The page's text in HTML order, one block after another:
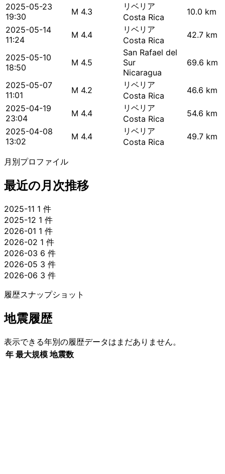
2025-05-23
19:30
M 4.3
リベリア
Costa Rica
10.0 km
2025-05-14
11:24
M 4.4
リベリア
Costa Rica
42.7 km
2025-05-10
18:50
M 4.5
San Rafael del
Sur
Nicaragua
69.6 km
2025-05-07
11:01
M 4.2
リベリア
Costa Rica
46.6 km
2025-04-19
23:04
M 4.4
リベリア
Costa Rica
54.6 km
2025-04-08
13:02
M 4.4
リベリア
Costa Rica
49.7 km
月別プロファイル
最近の月次推移
2025-11 1 件
2025-12 1 件
2026-01 1 件
2026-02 1 件
2026-03 6 件
2026-05 3 件
2026-06 3 件
履歴スナップショット
地震履歴
表示できる年別の履歴データはまだありません。
年 最大規模 地震数